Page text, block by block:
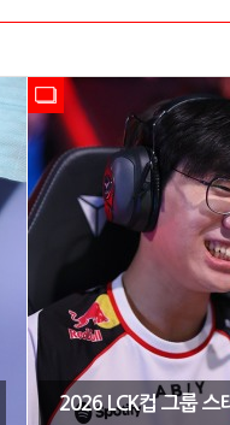
2026 LCK컵 그룹 스